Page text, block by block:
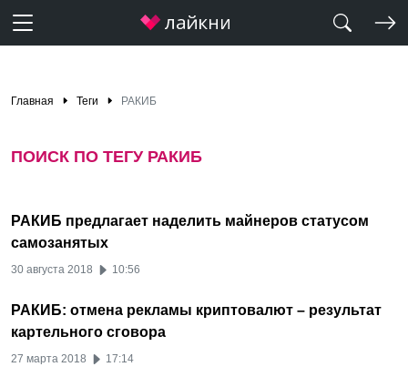
Главная Теги РАКИБ
ПОИСК ПО ТЕГУ РАКИБ
РАКИБ предлагает наделить майнеров статусом
самозанятых
30 августа 2018 10:56
РАКИБ: отмена рекламы криптовалют – результат
картельного сговора
27 марта 2018 17:14